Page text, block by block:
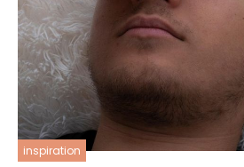
inspiration